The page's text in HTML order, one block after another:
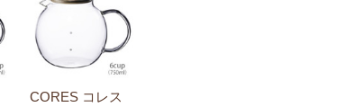
CORES コレス